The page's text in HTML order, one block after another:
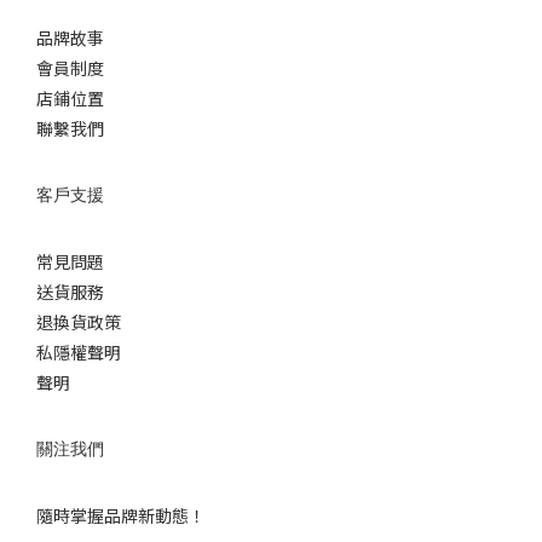
品牌故事
會員制度
店鋪位置
聯繫我們
客戶支援
常見問題
送貨服務
退換貨政策
私隱權聲明
聲明
關注我們
隨時掌握品牌新動態！